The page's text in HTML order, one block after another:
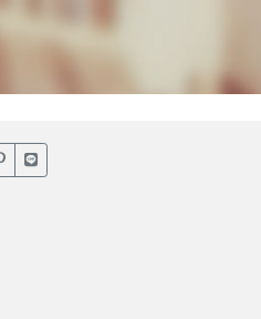
享(另開新視窗)
噗浪分享(另開新視窗)
Line分享(另開新視窗)